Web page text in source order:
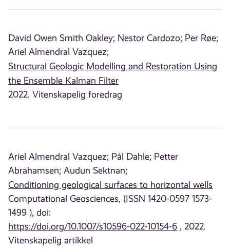
David Owen Smith Oakley; Nestor Cardozo; Per Røe;
Ariel Almendral Vazquez;
Structural Geologic Modelling and Restoration Using
the Ensemble Kalman Filter
2022. Vitenskapelig foredrag
Ariel Almendral Vazquez; Pål Dahle; Petter
Abrahamsen; Audun Sektnan;
Conditioning geological surfaces to horizontal wells
Computational Geosciences, (ISSN 1420-0597 1573-
1499 ), doi:
https://doi.org/10.1007/s10596-022-10154-6 , 2022.
Vitenskapelig artikkel